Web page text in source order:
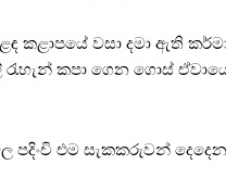
කළාපයේ වසා දමා ඇති
කපා ගෙන ගොස්
පදිංචි එම සැකකරුවන්